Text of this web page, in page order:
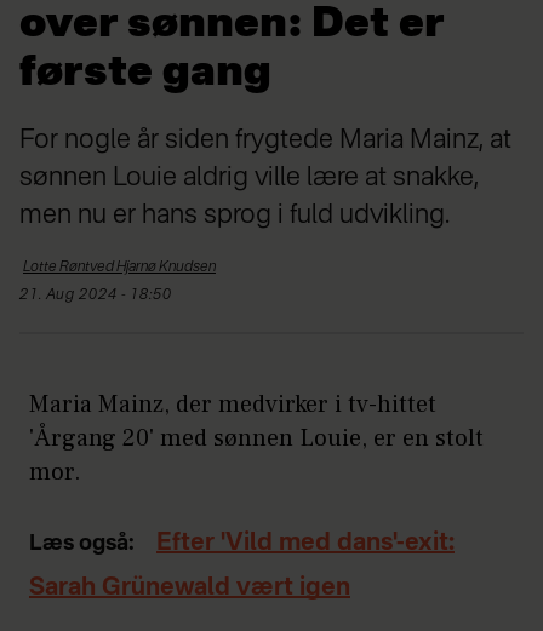
over sønnen: Det er
første gang
For nogle år siden frygtede Maria Mainz, at
sønnen Louie aldrig ville lære at snakke,
men nu er hans sprog i fuld udvikling.
Lotte Røntved HjarnøKnudsen
21. Aug 2024 - 18:50
Maria Mainz, der medvirker i tv-hittet
'Årgang 20' med sønnen Louie, er en stolt
mor.
Læs også:
Efter 'Vild med dans'-exit:
Sarah Grünewald vært igen